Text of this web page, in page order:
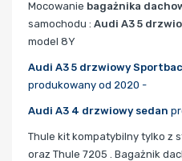
Mocowanie bagażnika
samochodu : Audi A3 5
model 8Y
Audi A3 5 drzwiowy
produkowany od 2020 -
Audi A3 4 drzwiowy sedan
Thule kit kompatybilny tylko z
oraz Thule 7205 . Bagażnik